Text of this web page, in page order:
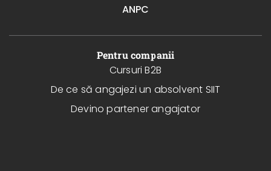
ANPC
Pentru companii
Cursuri B2B
De ce să angajezi un absolvent SIIT
Devino partener angajator